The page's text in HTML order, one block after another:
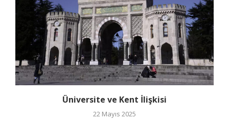
Üniversite ve Kent İlişkisi
22 Mayıs 2025